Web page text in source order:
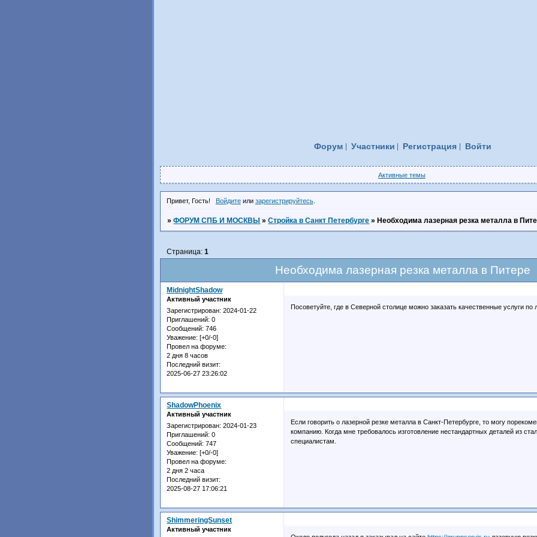
Форум Участники Регистрация Войти
Активные темы
Привет, Гость! Войдитеили зарегистрируйтесь.
»ФОРУМ СПБ И МОСКВЫ »Стройка в Санкт Петербурге » Необходима лазерная резка металла в
Необходима лазерная резка металла в Питере
Страница:1
MidnightShadow
Активный участник
Зарегистрирован: 2024-01-22
Приглашений: 0
Сообщений: 746
Уважение: [+0/-0]
Провел на форуме:
2 дня 8 часов
Последний визит:
2025-06-27 23:26:02
Посоветуйте, где в Северной столице можно заказать качественные услуги по
ShadowPhoenix
Активный участник
Зарегистрирован: 2024-01-23
Приглашений: 0
Сообщений: 747
Уважение: [+0/-0]
Провел на форуме:
2 дня 2 часа
Последний визит:
2025-08-27 17:06:21
Если говорить о лазерной резке металла в Санкт-Петербурге, то могу
компанию. Когда мне требовалось изготовление нестандартных деталей из
специалистам.
ShimmeringSunset
Активный участник